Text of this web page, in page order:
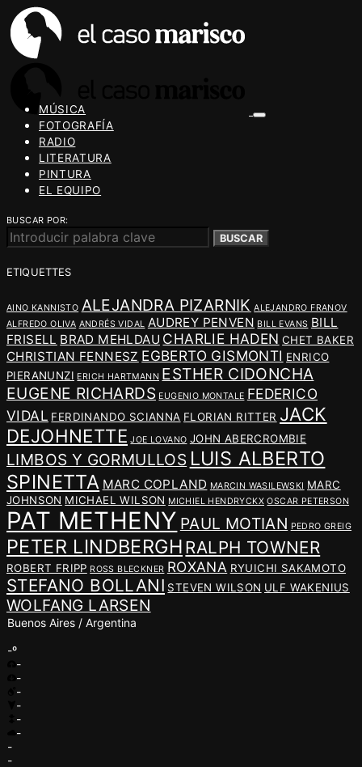
MÚSICA
FOTOGRAFÍA
RADIO
LITERATURA
PINTURA
EL EQUIPO
BUSCAR POR:
BUSCAR
ETIQUETTES
AINO KANNISTO ALEJANDRA PIZARNIK ALEJANDRO FRANOV
ALFREDO OLIVA ANDRÉS VIDAL AUDREY PENVEN BILL EVANS BILL
FRISELL BRAD MEHLDAU CHARLIE HADEN CHET BAKER
CHRISTIAN FENNESZ EGBERTO GISMONTI ENRICO
PIERANUNZI ERICH HARTMANN ESTHER CIDONCHA
EUGENE RICHARDS EUGENIO MONTALE FEDERICO
VIDAL FERDINANDO SCIANNA FLORIAN RITTER JACK
DEJOHNETTE JOE LOVANO JOHN ABERCROMBIE
LIMBOS Y GORMULLOS LUIS ALBERTO
SPINETTA MARC COPLAND MARCIN WASILEWSKI MARC
JOHNSON MICHAEL WILSON MICHIEL HENDRYCKX OSCAR PETERSON
PAT METHENY PAUL MOTIAN PEDRO GREIG
PETER LINDBERGH RALPH TOWNER
ROBERT FRIPP ROSS BLECKNER ROXANA RYUICHI SAKAMOTO
STEFANO BOLLANI STEVEN WILSON ULF WAKENIUS
WOLFANG LARSEN
Buenos Aires / Argentina
-º
-
-
-
-
-
-
-
-